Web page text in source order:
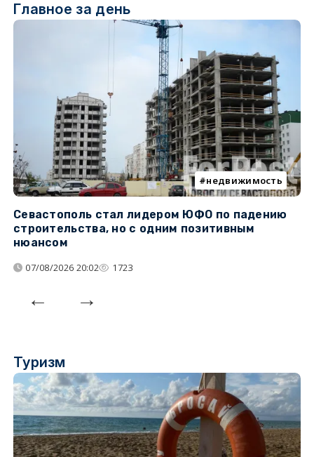
Главное за день
недвижимость
Севастополь стал лидером ЮФО по падению
строительства, но с одним позитивным
нюансом
07/08/2026 20:02 1723
Туризм